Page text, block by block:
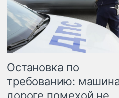
Остановка по
требованию:
дороге помехой не